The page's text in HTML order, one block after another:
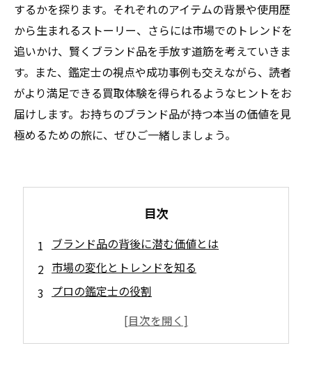
するかを探ります。それぞれのアイテムの背景や使用歴
から生まれるストーリー、さらには市場でのトレンドを
追いかけ、賢くブランド品を手放す道筋を考えていきま
す。また、鑑定士の視点や成功事例も交えながら、読者
がより満足できる買取体験を得られるようなヒントをお
届けします。お持ちのブランド品が持つ本当の価値を見
極めるための旅に、ぜひご一緒しましょう。
目次
ブランド品の背後に潜む価値とは
市場の変化とトレンドを知る
プロの鑑定士の役割
成功事例から学ぶ